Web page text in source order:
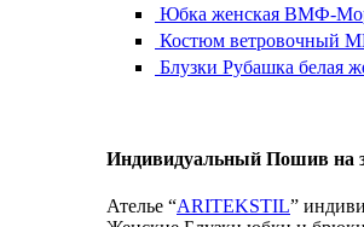
Юбка женская ВМФ-
Костюм ветровочный
Блузки Рубашка
Индивидуальный Пошив на
Ателье “ARITEKSTIL”